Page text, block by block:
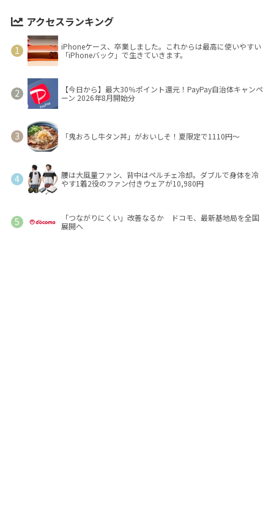
アクセスランキング
iPhoneケース、卒業しました。これからは最高に使いやすい
「iPhoneバック」で生きていきます。
【今日から】最大30％ポイント還元！PayPay自治体キャンペ
ーン 2026年8月開始分
「鬼おろし牛タン丼」がおいしそ！夏限定で1110円～
腰は大風量ファン、背中はペルチェ冷却。ダブルで身体を冷
やす1着2役のファン付きウェアが10,980円
「つながりにくい」改善なるか ドコモ、最新基地局を全国
展開へ